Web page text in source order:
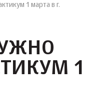
1 марта в г.
1